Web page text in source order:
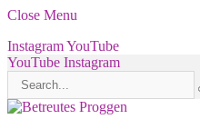
Close Menu
InstagramYouTube
YouTube Instagram